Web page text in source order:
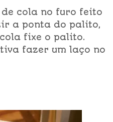
de cola no furo feito
a ponta do palito,
fixe o palito.
fazer um laço no